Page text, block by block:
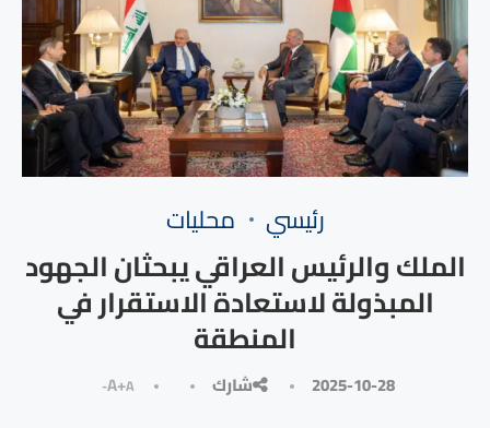
رئيسي محليات
الملك والرئيس العراقي يبحثان الجهود
المبذولة لاستعادة الاستقرار في
المنطقة
2025-10-28 شارك A+A-